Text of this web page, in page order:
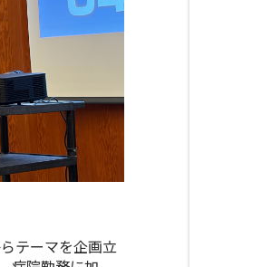
テーマを企画立